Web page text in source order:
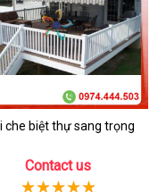
che biệt thự sang trọng
Contact us